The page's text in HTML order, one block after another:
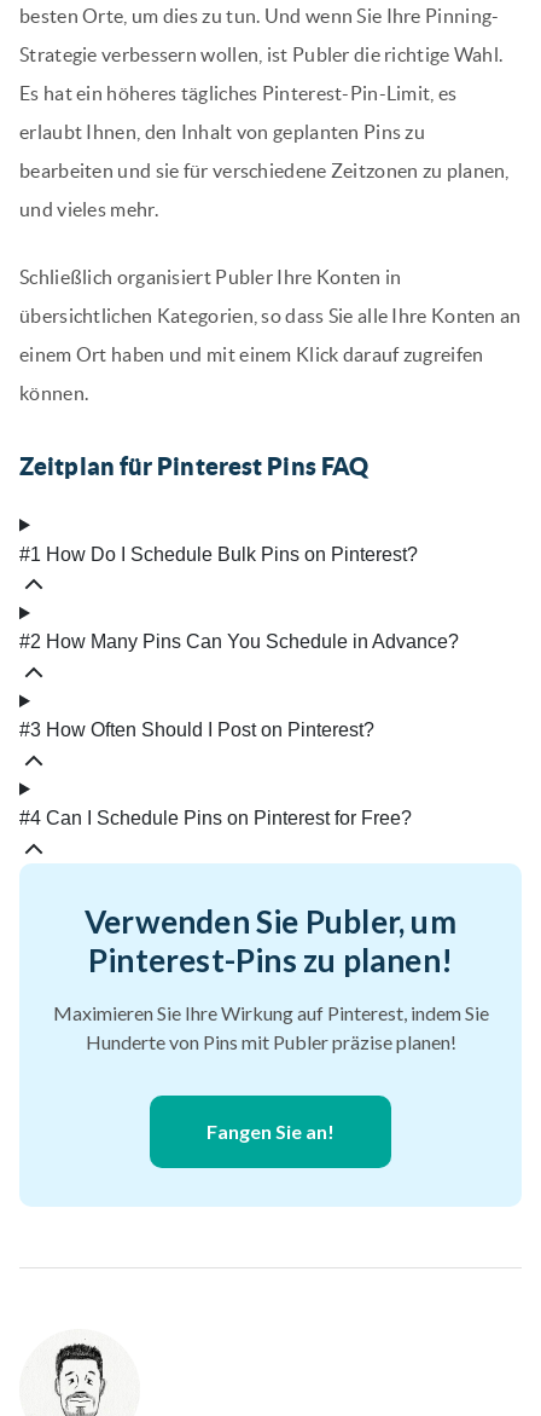
besten Orte, um dies zu tun. Und wenn Sie Ihre Pinning-
Strategie verbessern wollen, ist Publer die richtige Wahl.
Es hat ein höheres tägliches Pinterest-Pin-Limit, es
erlaubt Ihnen, den Inhalt von geplanten Pins zu
bearbeiten und sie für verschiedene Zeitzonen zu planen,
und vieles mehr.
Schließlich organisiert Publer Ihre Konten in
übersichtlichen Kategorien, so dass Sie alle Ihre Konten an
einem Ort haben und mit einem Klick darauf zugreifen
können.
Zeitplan für Pinterest Pins FAQ
#1 How Do I Schedule Bulk Pins on Pinterest?
#2 How Many Pins Can You Schedule in Advance?
#3 How Often Should I Post on Pinterest?
#4 Can I Schedule Pins on Pinterest for Free?
Verwenden Sie Publer, um
Pinterest-Pins zu planen!
Maximieren Sie Ihre Wirkung auf Pinterest, indem Sie
Hunderte von Pins mit Publer präzise planen!
Fangen Sie an!